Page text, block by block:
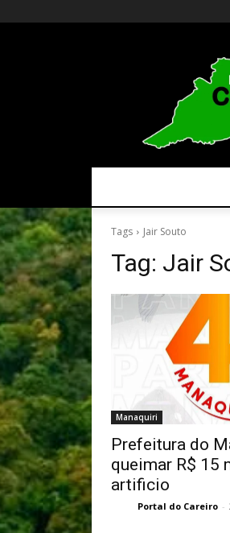
Tags Jair Souto
Tag: Jair
Manaquiri
Prefeitura do
queimar R$ 15
artificio
Portal do Careiro -